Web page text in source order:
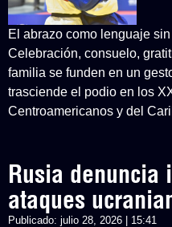
El abrazo como lenguaje
Celebración, consuelo,
familia se funden en un
trasciende el podio en los
Centroamericanos y del
Rusia denuncia
ataques
Publicado: julio 28, 2026 | 15:41